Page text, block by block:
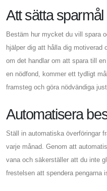
Att sätta sparmål
Bestäm hur mycket du vill spara
hjälper dig att hålla dig motiverad
om det handlar om att spara till
en nödfond, kommer ett tydligt
framsteg och göra nödvändiga
Automatisera
Ställ in automatiska överföringar
varje månad. Genom att
vana och säkerställer att du inte
frestelsen att spendera pengarna